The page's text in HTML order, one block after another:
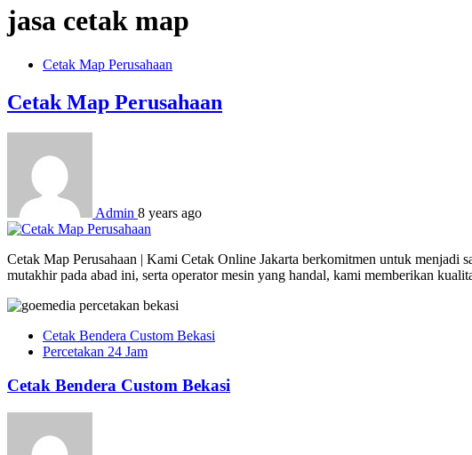
jasa cetak map
Cetak Map Perusahaan
Cetak Map Perusahaan
Admin 8 years ago
Cetak Map Perusahaan | Kami Cetak Online Jakarta berkomitmen untuk menjadi
mutakhir pada abad ini, serta operator mesin yang handal, kami memberikan
Cetak Bendera Custom Bekasi
Percetakan 24 Jam
Cetak Bendera Custom Bekasi